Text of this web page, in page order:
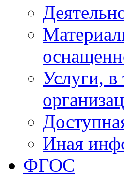
Услуги, в
Иная
ФГОС